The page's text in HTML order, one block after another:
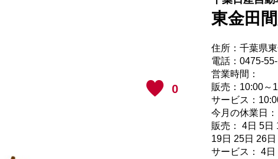
0
東金田
住所：千葉県
電話：0475-
営業時間：
販売：10:00～
サービス：
今月の休業日：
販売： 4日 5日
19日 25日 26日
サービス： 4